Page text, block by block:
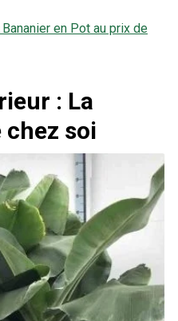
Bananier en Pot au prix de
: La
soi